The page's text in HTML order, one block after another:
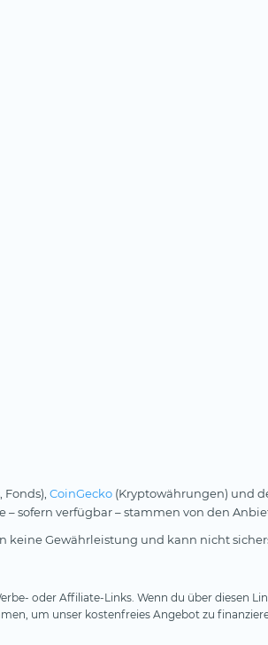
Fonds), CoinGecko (Kryptowährungen) und
– sofern verfügbar – stammen von den
Gewährleistung und kann nicht
oder Affiliate-Links. Wenn du über diesen
um unser kostenfreies Angebot zu